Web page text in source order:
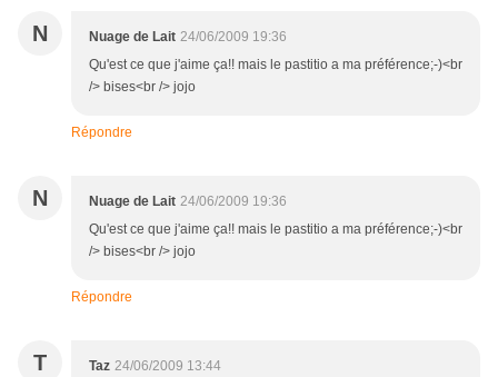
N Nuage de Lait 24/06/2009 19:36
Qu'est ce que j'aime ça!! mais le pastitio a ma préférence;-)<br
/> bises<br /> jojo
Répondre
N Nuage de Lait 24/06/2009 19:36
Qu'est ce que j'aime ça!! mais le pastitio a ma préférence;-)<br
/> bises<br /> jojo
Répondre
T Taz 24/06/2009 13:44